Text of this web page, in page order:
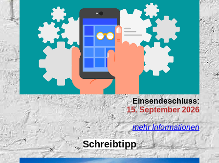
Einsendeschluss:
15. September 2026
mehr Informationen
Schreibtipp